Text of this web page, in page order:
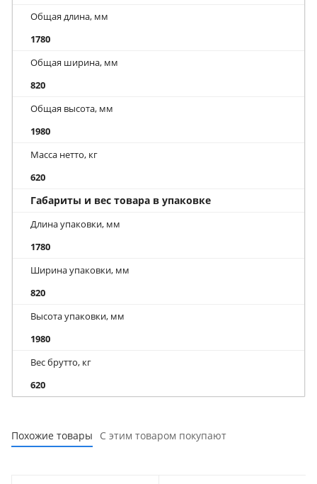
Общая длина, мм
1780
Общая ширина, мм
820
Общая высота, мм
1980
Масса нетто, кг
620
Габариты и вес товара в упаковке
Длина упаковки, мм
1780
Ширина упаковки, мм
820
Высота упаковки, мм
1980
Вес брутто, кг
620
Похожие товары С этим товаром покупают